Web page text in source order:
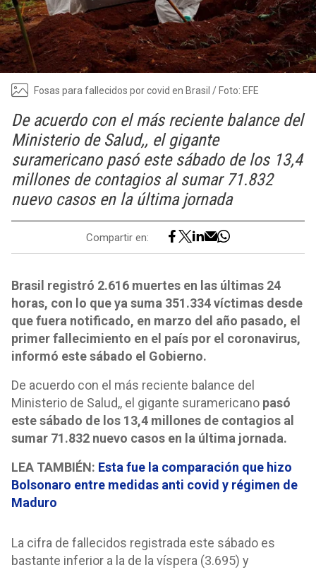
Fosas para fallecidos por covid en Brasil / Foto: EFE
De acuerdo con el más reciente balance del
Ministerio de Salud,, el gigante
suramericano pasó este sábado de los 13,4
millones de contagios al sumar 71.832
nuevo casos en la última jornada
Compartir en:
Brasil registró 2.616 muertes en las últimas 24
horas, con lo que ya suma 351.334 víctimas desde
que fuera notificado, en marzo del año pasado, el
primer fallecimiento en el país por el coronavirus,
informó este sábado el Gobierno.
De acuerdo con el más reciente balance del
Ministerio de Salud,, el gigante suramericano pasó
este sábado de los 13,4 millones de contagios al
sumar 71.832 nuevo casos en la última jornada.
LEA TAMBIÉN: Esta fue la comparación que hizo
Bolsonaro entre medidas anti covid y régimen de
Maduro
La cifra de fallecidos registrada este sábado es
bastante inferior a la de la víspera (3.695) y